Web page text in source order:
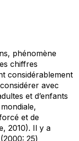
phénomène
chiffres
considérablement
avec
et d’enfants
et de
2010). Il y a
25)